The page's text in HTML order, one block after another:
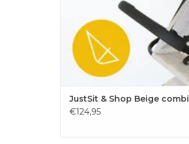
JustSit & Shop Beige combi
€124,95